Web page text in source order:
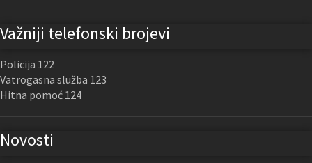
Važniji telefonski brojevi
Policija 122
Vatrogasna služba 123
Hitna pomoć 124
Novosti